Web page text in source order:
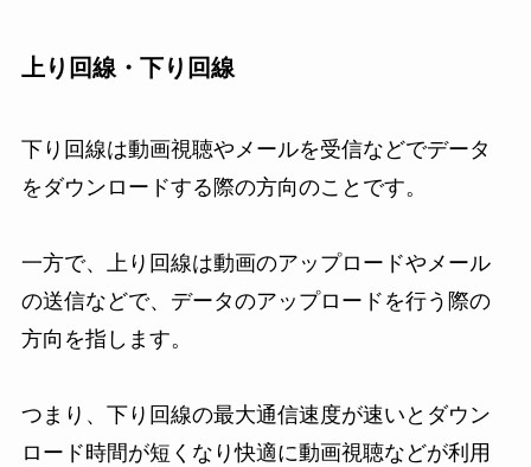
上り回線・下り回線
下り回線は動画視聴やメールを受信などでデータ
をダウンロードする際の方向のことです。
一方で、上り回線は動画のアップロードやメール
の送信などで、データのアップロードを行う際の
方向を指します。
つまり、下り回線の最大通信速度が速いとダウン
ロード時間が短くなり快適に動画視聴などが利用